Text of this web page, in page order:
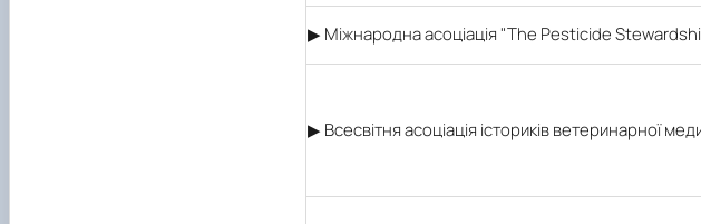
▶ Міжнародна асоціація "The Pesticide
▶ Всесвітня асоціація істориків ветеринарної